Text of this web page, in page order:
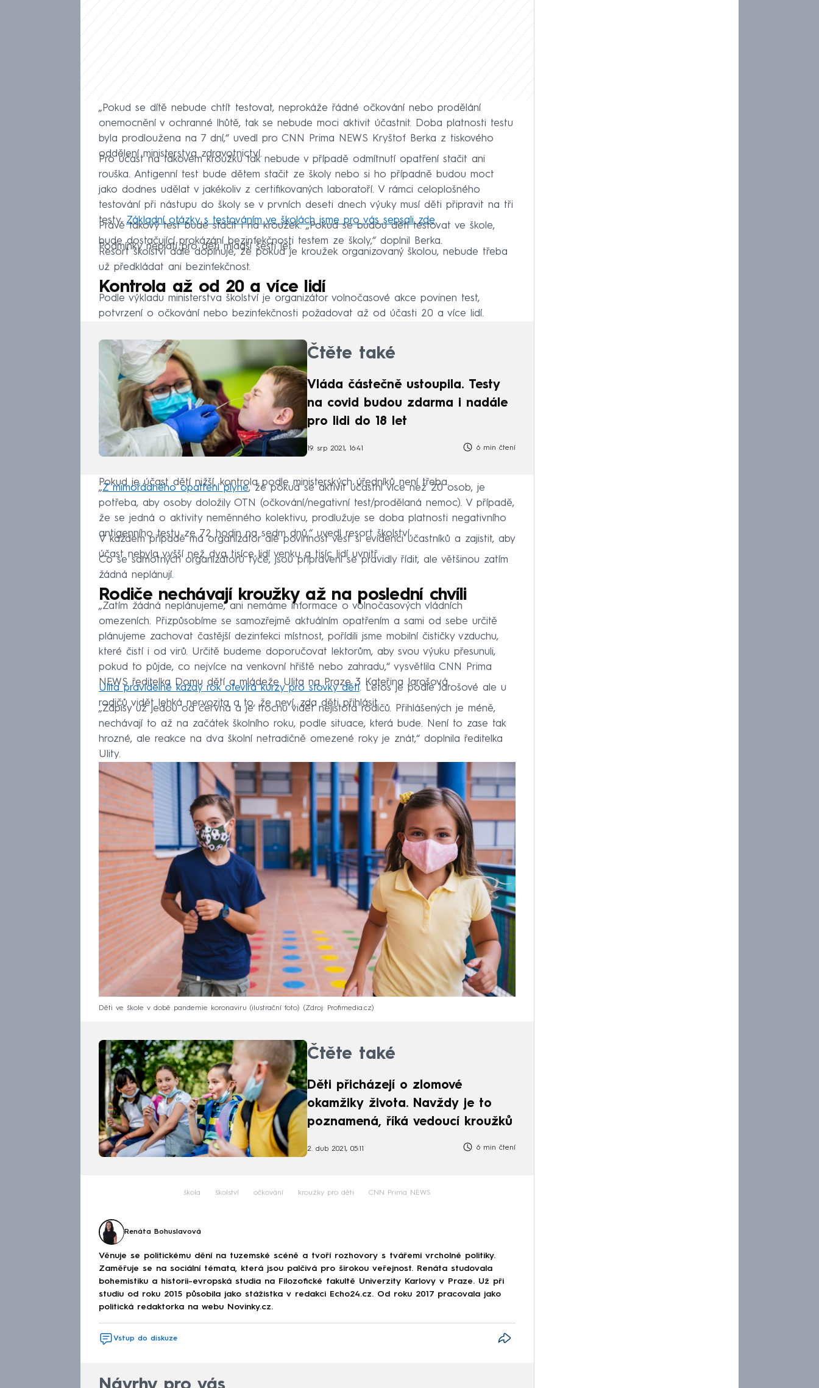
„Pokud se dítě nebude chtít testovat, neprokáže řádné očkování nebo prodělání
onemocnění v ochranné lhůtě, tak se nebude moci aktivit účastnit. Doba platnosti testu
byla prodloužena na 7 dní,“ uvedl pro CNN Prima NEWS Kryštof Berka z tiskového
oddělení ministerstva zdravotnictví.
Pro účast na takovém kroužku tak nebude v případě odmítnutí opatření stačit ani
rouška. Antigenní test bude dětem stačit ze školy nebo si ho případně budou moct
jako dodnes udělat v jakékoliv z certifikovaných laboratoří. V rámci celoplošného
testování při nástupu do školy se v prvních deseti dnech výuky musí děti připravit na tři
testy. Základní otázky s testováním ve školách jsme pro vás sepsali zde.
Právě takový test bude stačit i na kroužek. „Pokud se budou děti testovat ve škole,
bude dostačující prokázání bezinfekčnosti testem ze školy,“ doplnil Berka.
Podmínky neplatí pro děti mladší šesti let.
Resort školství dále doplňuje, že pokud je kroužek organizovaný školou, nebude třeba
už předkládat ani bezinfekčnost.
Kontrola až od 20 a více lidí
Podle výkladu ministerstva školství je organizátor volnočasové akce povinen test,
potvrzení o očkování nebo bezinfekčnosti požadovat až od účasti 20 a více lidí.
Čtěte také
Vláda částečně ustoupila. Testy
na covid budou zdarma i nadále
pro lidi do 18 let
19. srp 2021, 16:41 6 min čtení
Pokud je účast dětí nižší, kontrola podle ministerských úředníků není třeba.
„Z mimořádného opatření plyne, že pokud se aktivit účastní více než 20 osob, je
potřeba, aby osoby doložily OTN (očkování/negativní test/prodělaná nemoc). V případě,
že se jedná o aktivity neměnného kolektivu, prodlužuje se doba platnosti negativního
antigenního testu ze 72 hodin na sedm dnů,“ uvedl resort školství.
V každém případě má organizátor ale povinnost vést si evidenci účastníků a zajistit, aby
účast nebyla vyšší než dva tisíce lidí venku a tisíc lidí uvnitř.
Co se samotných organizátorů týče, jsou připravení se pravidly řídit, ale většinou zatím
žádná neplánují.
Rodiče nechávají kroužky až na poslední chvíli
„Zatím žádná neplánujeme, ani nemáme informace o volnočasových vládních
omezeních. Přizpůsobíme se samozřejmě aktuálním opatřením a sami od sebe určitě
plánujeme zachovat častější dezinfekci místnost, pořídili jsme mobilní čističky vzduchu,
které čistí i od virů. Určitě budeme doporučovat lektorům, aby svou výuku přesunuli,
pokud to půjde, co nejvíce na venkovní hřiště nebo zahradu,“ vysvětlila CNN Prima
NEWS ředitelka Domu dětí a mládeže Ulita na Praze 3 Kateřina Jarošová.
Ulita pravidelně každý rok otevírá kurzy pro stovky dětí. Letos je podle Jarošové ale u
rodičů vidět lehká nervozita a to, že neví, zda děti přihlásit.
„Zápisy už jedou od června a je trochu vidět nejistota rodičů. Přihlášených je méně,
nechávají to až na začátek školního roku, podle situace, která bude. Není to zase tak
hrozné, ale reakce na dva školní netradičně omezené roky je znát,“ doplnila ředitelka
Ulity.
Děti ve škole v době pandemie koronaviru (ilustrační foto) Zdroj: Profimedia.cz
Čtěte také
Děti přicházejí o zlomové
okamžiky života. Navždy je to
poznamená, říká vedoucí kroužků
2. dub 2021, 05:11 6 min čtení
škola školství očkování kroužky pro děti CNN Prima NEWS
Renáta Bohuslavová
Věnuje se politickému dění na tuzemské scéně a tvoří rozhovory s tvářemi vrcholné politiky.
Zaměřuje se na sociální témata, která jsou palčivá pro širokou veřejnost. Renáta studovala
bohemistiku a historii-evropská studia na Filozofické fakultě Univerzity Karlovy v Praze. Už při
studiu od roku 2015 působila jako stážistka v redakci Echo24.cz. Od roku 2017 pracovala jako
politická redaktorka na webu Novinky.cz.
Vstup do diskuze